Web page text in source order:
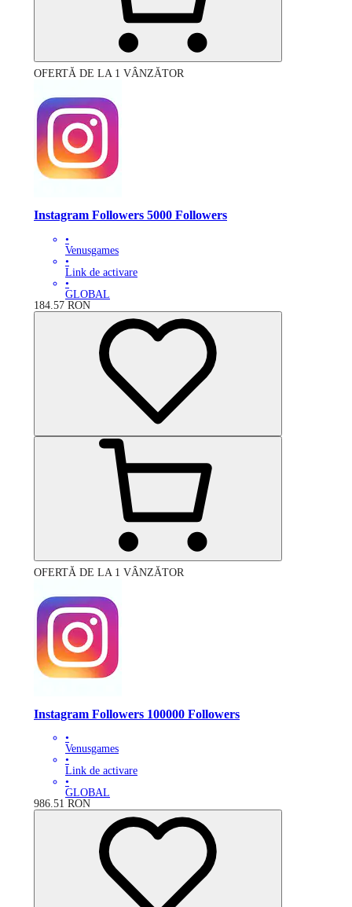
OFERTĂ DE LA 1 VÂNZĂTOR
Instagram Followers 5000 Followers
•
Venusgames
•
Link de activare
•
GLOBAL
184.57 RON
OFERTĂ DE LA 1 VÂNZĂTOR
Instagram Followers 100000 Followers
•
Venusgames
•
Link de activare
•
GLOBAL
986.51 RON